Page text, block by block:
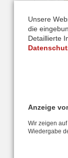
Hier finden Sie
Unsere
die
Detaillierte
Anzeige
Wir zeigen
Wiedergabe